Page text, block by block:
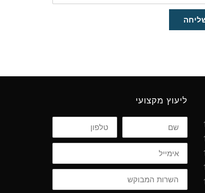
ליעוץ מקצועי
שם טלפון
אימייל
השרות
המבוקש